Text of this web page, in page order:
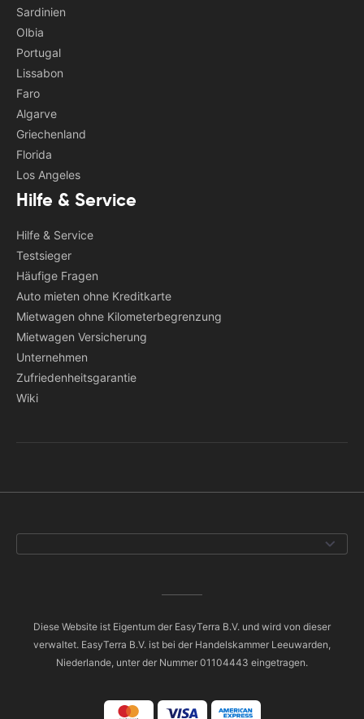
Sardinien
Olbia
Portugal
Lissabon
Faro
Algarve
Griechenland
Florida
Los Angeles
Hilfe & Service
Hilfe & Service
Testsieger
Häufige Fragen
Auto mieten ohne Kreditkarte
Mietwagen ohne Kilometerbegrenzung
Mietwagen Versicherung
Unternehmen
Zufriedenheitsgarantie
Wiki
Diese Website ist Eigentum der EasyTerra B.V. und wird von dieser
verwaltet. EasyTerra B.V. ist bei der Handelskammer Leeuwarden,
Niederlande, unter der Nummer 01104443 eingetragen.